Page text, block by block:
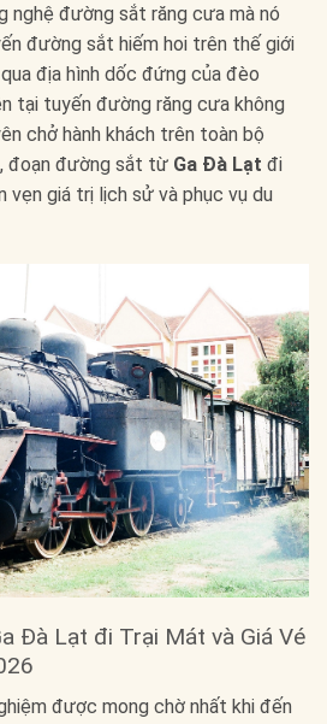
nghệ đường sắt răng cưa mà nó
đường sắt hiếm hoi trên thế giới
địa hình dốc đứng của đèo
tại tuyến đường răng cưa không
chở hành khách trên toàn bộ
đoạn đường sắt từ Ga Đà Lạt đi
vẹn giá trị lịch sử và phục vụ du
Đà Lạt đi Trại Mát và Giá Vé
được mong chờ nhất khi đến